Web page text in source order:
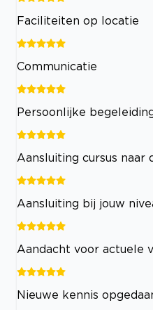
Faciliteiten op locatie
Communicatie
Persoonlijke
Aansluiting cursus naar
Aansluiting bij jouw
Aandacht voor actuele
Nieuwe kennis